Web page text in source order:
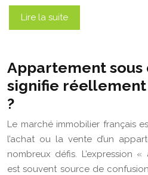
Lire la suite
Appartement sous
signifie
?
Le marché immobilier français
l’achat ou la vente d’un
nombreux défis. L’expression
est souvent source de